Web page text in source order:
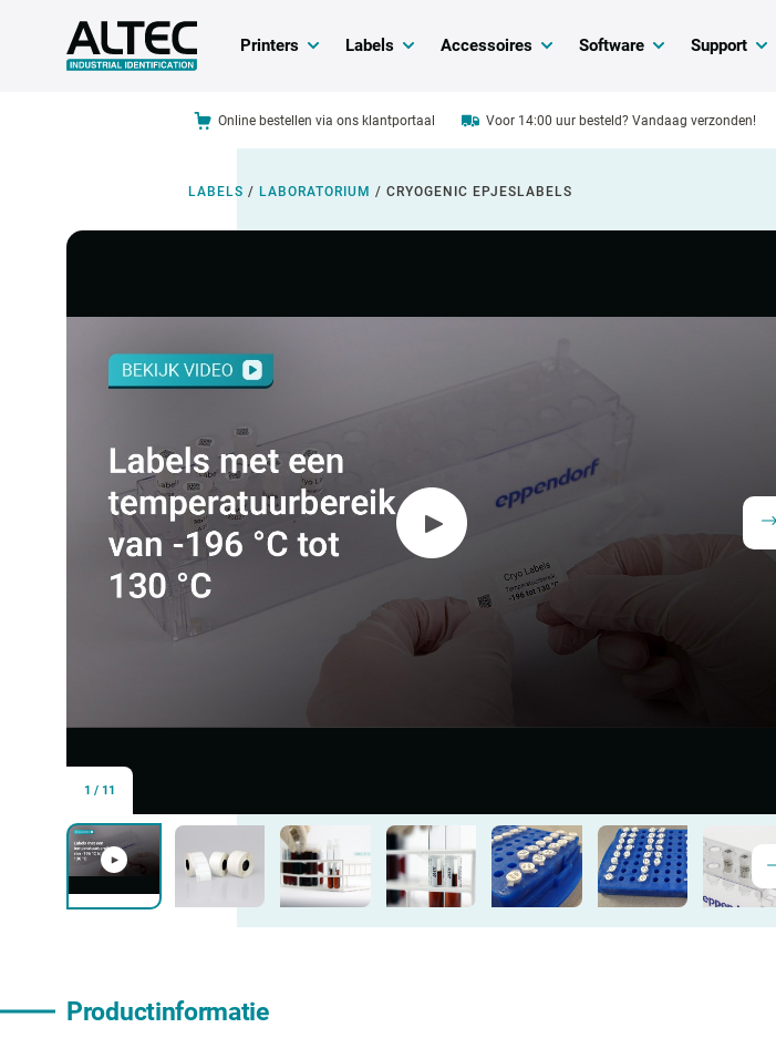
Printers Labels Accessoires Software Support
Online bestellen via ons klantportaal Voor 14:00 uur besteld? Vandaag verzonden!
LABELS / LABORATORIUM / CRYOGENIC EPJESLABELS
1 / 11
Productinformatie